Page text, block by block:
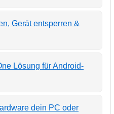
Gerät entsperren &
Lösung für Android-
dein PC oder